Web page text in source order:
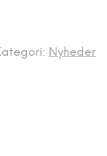
Nyheder